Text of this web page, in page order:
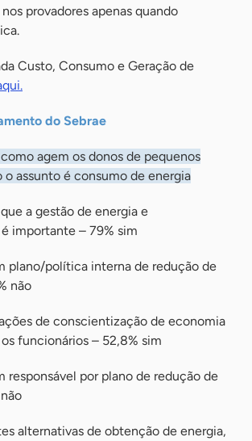
provadores apenas quando
Custo, Consumo e Geração de
do Sebrae
agem os donos de pequenos
o assunto é consumo de energia
a gestão de energia e
importante – 79% sim
política interna de redução de
não
de conscientização de economia
funcionários – 52,8% sim
por plano de redução de
de obtenção de energia,